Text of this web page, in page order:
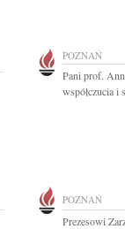
POZNAŃ
Pani prof.
współczucia i
POZNAŃ
Prezesowi